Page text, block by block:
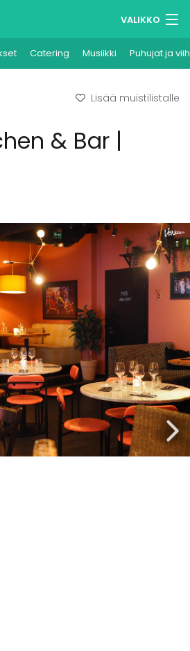
VALIKKO
Muistilistasi
kohteesi
Catering Musiikki Puhujat ja
Lisää muistilistalle
& Bar |